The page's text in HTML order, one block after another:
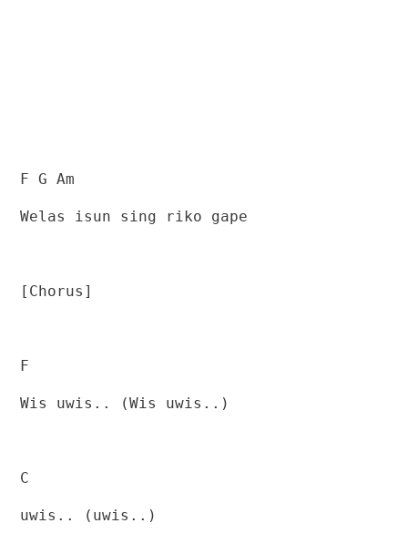
F G Am
Welas isun sing riko gape
[Chorus]
F
Wis uwis.. (Wis uwis..)
C
uwis.. (uwis..)